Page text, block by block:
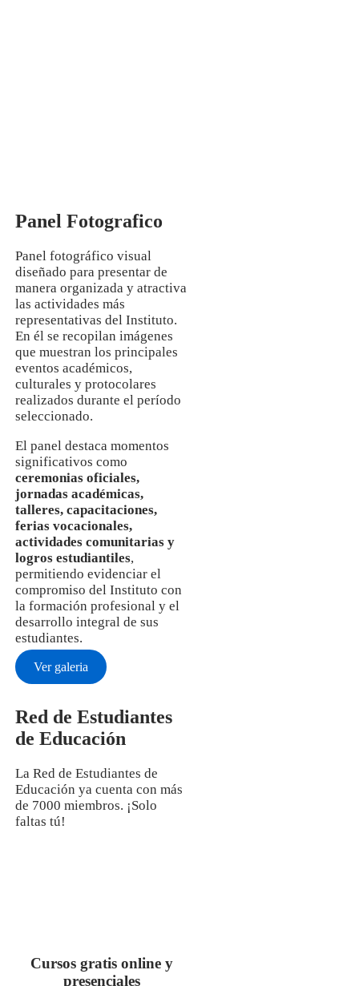
Panel Fotografico
Panel fotográfico visual
diseñado para presentar de
manera organizada y atractiva
las actividades más
representativas del Instituto.
En él se recopilan imágenes
que muestran los principales
eventos académicos,
culturales y protocolares
realizados durante el período
seleccionado.
El panel destaca momentos
significativos como
ceremonias oficiales,
jornadas académicas,
talleres, capacitaciones,
ferias vocacionales,
actividades comunitarias y
logros estudiantiles,
permitiendo evidenciar el
compromiso del Instituto con
la formación profesional y el
desarrollo integral de sus
estudiantes.
Ver galeria
Red de Estudiantes
de Educación
La Red de Estudiantes de
Educación ya cuenta con más
de 7000 miembros. ¡Solo
faltas tú!
Cursos gratis online y
presenciales